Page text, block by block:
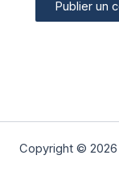
Copyright © 2026